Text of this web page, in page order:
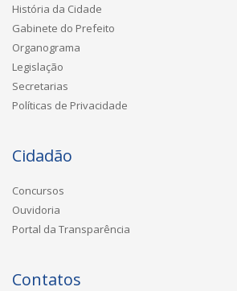
História da Cidade
Gabinete do Prefeito
Organograma
Legislação
Secretarias
Políticas de Privacidade
Cidadão
Concursos
Ouvidoria
Portal da Transparência
Contatos